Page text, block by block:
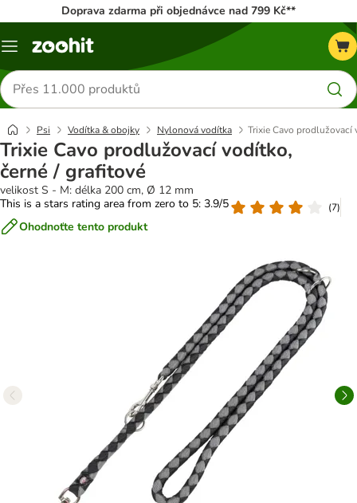
Doprava zdarma při objednávce nad 799 Kč**
Menu
Hledat
produkty
Psi Vodítka & obojky Nylonová vodítka Trixie Cavo prodlužovací
Trixie Cavo prodlužovací vodítko,
černé / grafitové
velikost S - M: délka 200 cm, Ø 12 mm
This is a stars rating area from zero to 5: 3.9/5
(7)
Ohodnoťte tento produkt